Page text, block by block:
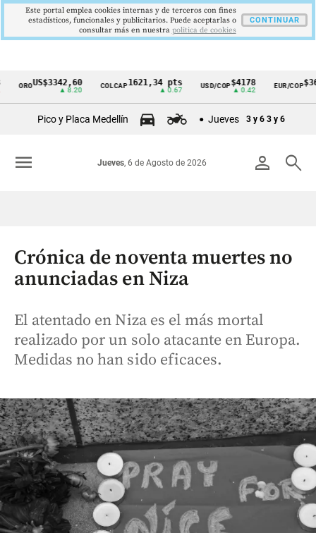
Cintillo
Colombia
OROUS$3342,60
▲ 8.20
COLCAP1621,34 pts
▲ 0.67
USD/COP$4178
▲ 0.42
EUR/COP
Pico y Placa Medellín Jueves 3 y 6 3 y 6
person search
Jueves, 6 de Agosto de 2026
menu
Crónica de noventa muertes no
anunciadas en Niza
El atentado en Niza es el más mortal
realizado por un solo atacante en Europa.
Medidas no han sido eficaces.
Este portal emplea cookies internas y de terceros con fines
estadísticos, funcionales y publicitarios. Puede aceptarlas o
consultar más en nuestra politica de cookies
CONTINUAR